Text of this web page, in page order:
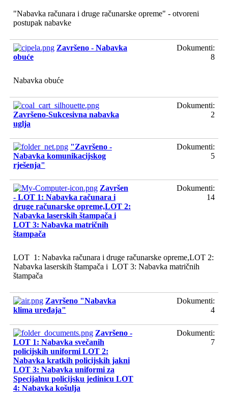
"Nabavka računara i druge računarske opreme" - otvoreni
postupak nabavke
Završeno - Nabavka
obuće
Dokumenti:
8
Nabavka obuće
Završeno-Sukcesivna nabavka
uglja
Dokumenti:
2
"Završeno -
Nabavka komunikacijskog
rješenja"
Dokumenti:
5
Završen
- LOT 1: Nabavka računara i
druge računarske opreme,LOT 2:
Nabavka laserskih štampača i
LOT 3: Nabavka matričnih
štampača
Dokumenti:
14
LOT 1: Nabavka računara i druge računarske opreme,LOT 2:
Nabavka laserskih štampača i LOT 3: Nabavka matričnih
štampača
Završeno "Nabavka
klima uređaja"
Dokumenti:
4
Završeno -
LOT 1: Nabavka svečanih
policijskih uniformi LOT 2:
Nabavka kratkih policijskih jakni
LOT 3: Nabavka uniformi za
Specijalnu policijsku jedinicu LOT
4: Nabavka košulja
Dokumenti:
7